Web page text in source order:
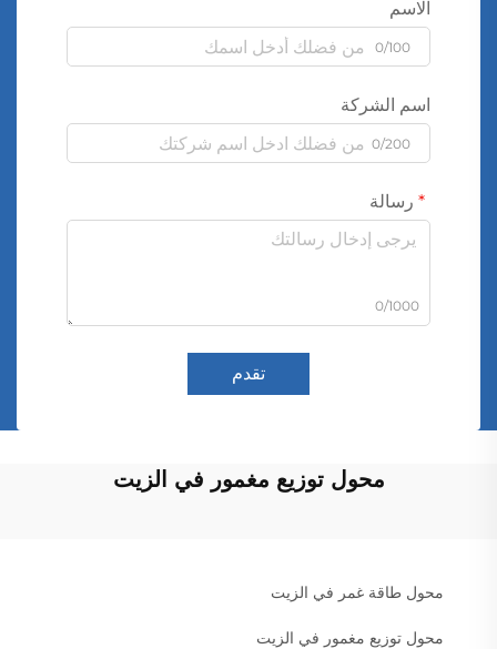
الاسم
0/100
اسم الشركة
0/200
رسالة
0/1000
تقدم
محول توزيع مغمور في الزيت
محول طاقة غمر في الزيت
محول توزيع مغمور في الزيت